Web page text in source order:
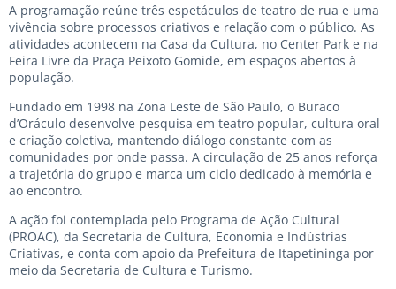
A programação reúne três espetáculos de teatro de rua e uma
vivência sobre processos criativos e relação com o público. As
atividades acontecem na Casa da Cultura, no Center Park e na
Feira Livre da Praça Peixoto Gomide, em espaços abertos à
população.
Fundado em 1998 na Zona Leste de São Paulo, o Buraco
d’Oráculo desenvolve pesquisa em teatro popular, cultura oral
e criação coletiva, mantendo diálogo constante com as
comunidades por onde passa. A circulação de 25 anos reforça
a trajetória do grupo e marca um ciclo dedicado à memória e
ao encontro.
A ação foi contemplada pelo Programa de Ação Cultural
(PROAC), da Secretaria de Cultura, Economia e Indústrias
Criativas, e conta com apoio da Prefeitura de Itapetininga por
meio da Secretaria de Cultura e Turismo.